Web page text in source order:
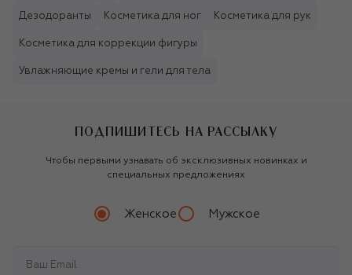
Дезодоранты Косметика для ног Косметика для рук
Косметика для коррекции фигуры
Увлажняющие кремы и гели для тела
ПОДПИШИТЕСЬ НА РАССЫЛКУ
Чтобы первыми узнавать об эксклюзивных новинках и
специальных предложениях
Женское Мужское